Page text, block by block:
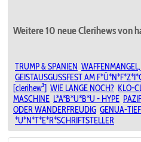
Weitere 10 neue Clerihews von
TRUMP & SPANIEN
GEISTAUSGUSSFEST AM
[clerihew³] WIE LANGE NOCH? KLO-
MASCHINE L*A*B*U*B*U - HYPE
ODER WANDERFREUDIG GENUA-
*U*N*T*E*R*SCHRIFTSTELLER